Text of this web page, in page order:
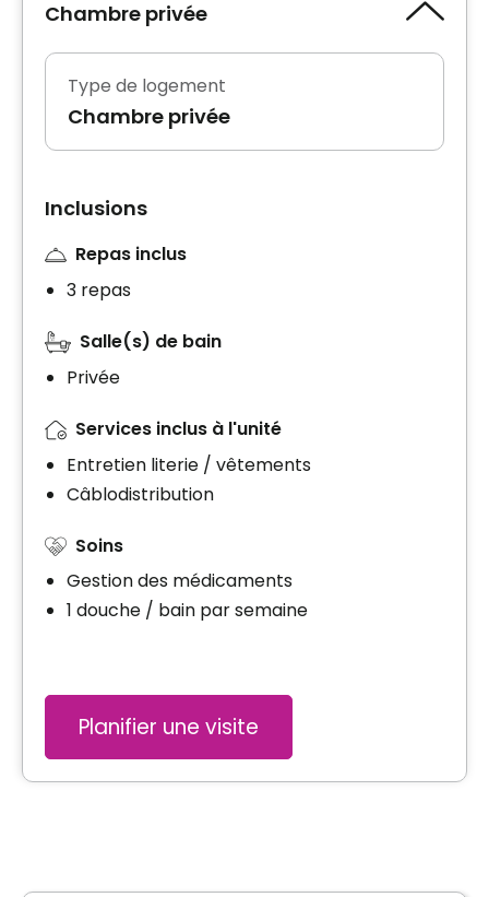
Chambre privée
Type de logement
Chambre privée
Inclusions
Repas inclus
3 repas
Salle(s) de bain
Privée
Services inclus à l'unité
Entretien literie / vêtements
Câblodistribution
Soins
Gestion des médicaments
1 douche / bain par semaine
Planifier une visite